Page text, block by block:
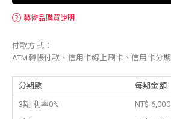
？ 藝術品購買說明
付款方式：
ATM轉帳付款、信用卡線上刷卡、信用卡分期
分期數 每期金額
3期 利率0%
NT$ 6,000